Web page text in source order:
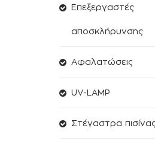
Επεξεργαστές
αποσκλήρυνσης
Aφαλατώσεις
UV-LAMP
Στέγαστρα